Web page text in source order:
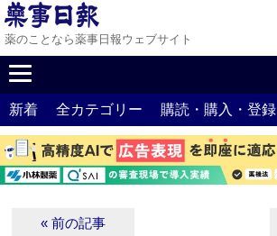
薬のことなら薬事日報ウェブサイト
新着 全カテゴリー 購読・購入・登録
« 前の記事